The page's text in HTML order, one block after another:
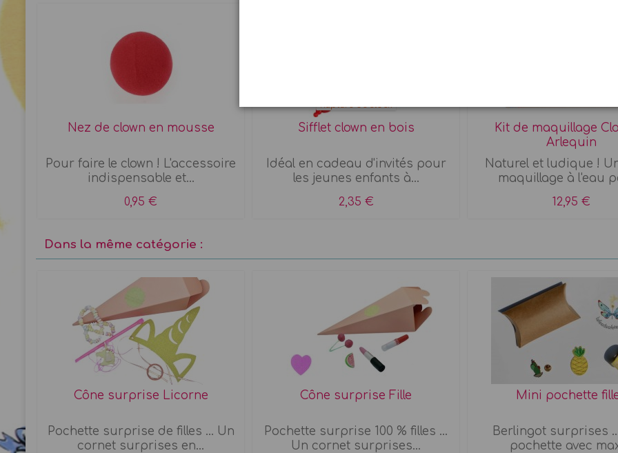
Nez de clown en mousse
Pour faire le clown ! L'accessoire
indispensable et...
0,95 €
Rupture de stock
Sifflet clown en bois
Idéal en cadeau d'invités pour
les jeunes enfants à...
2,35 €
Kit de maquillage
Arlequin
Naturel et ludique !
maquillage à l'eau
12,95 €
Dans la même catégorie :
Cône surprise Licorne
Pochette surprise de filles ... Un
cornet surprises en...
Cône surprise Fille
Pochette surprise 100 % filles ...
Un cornet surprises...
Mini pochette
Berlingot surprises
pochette avec